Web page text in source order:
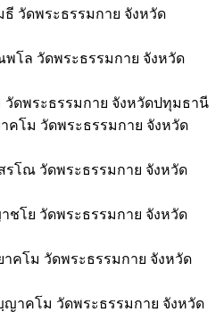
ธี วัดพระธรรมกาย จังหวัด
พโล วัดพระธรรมกาย จังหวัด
วัดพระธรรมกาย จังหวัดปทุมธานี
คโม วัดพระธรรมกาย จังหวัด
รโณ วัดพระธรรมกาย จังหวัด
ชโย วัดพระธรรมกาย จังหวัด
าคโม วัดพระธรรมกาย จังหวัด
ญาคโม วัดพระธรรมกาย จังหวัด